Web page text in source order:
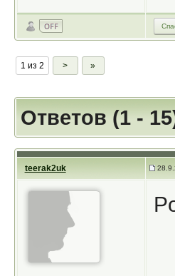
1 из 2 > »
Ответов (1 -
teerak2uk